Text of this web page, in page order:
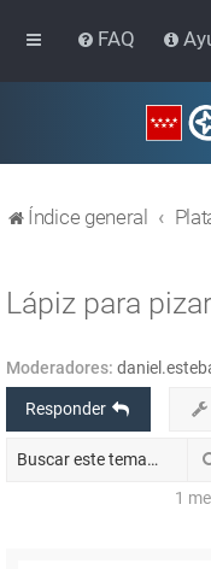
FAQ
Índice general
Lápiz para
Moderadores:
Responder
1